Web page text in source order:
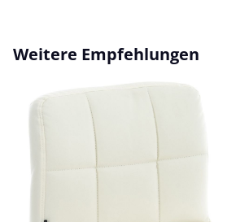
Produktgalerie überspringen
Weitere Empfehlungen